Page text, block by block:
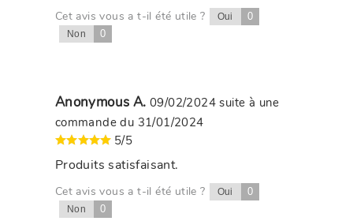
Cet avis vous a t-il été utile ? Oui 0
Non 0
Anonymous A.09/02/2024 suite à une
commande du 31/01/2024
5/5
Produits satisfaisant.
Cet avis vous a t-il été utile ? Oui 0
Non 0